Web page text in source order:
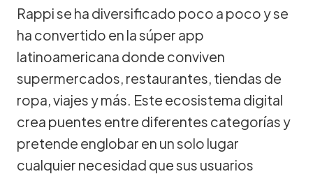
Rappi se ha diversificado poco a poco y se
ha convertido en la súper app
latinoamericana donde conviven
supermercados, restaurantes, tiendas de
ropa, viajes y más. Este ecosistema digital
crea puentes entre diferentes categorías y
pretende englobar en un solo lugar
cualquier necesidad que sus usuarios